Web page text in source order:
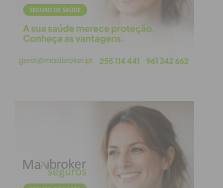
Subscreva a newsletter do
Imediato
obtenha de forma regular a informação
Eu li e concordo com ostermos e
condições